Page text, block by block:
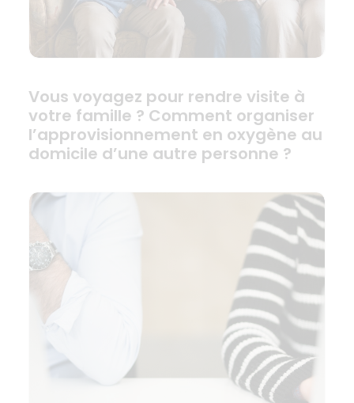
Vous voyagez pour rendre visite à
votre famille ? Comment organiser
l’approvisionnement en oxygène au
domicile d’une autre personne ?